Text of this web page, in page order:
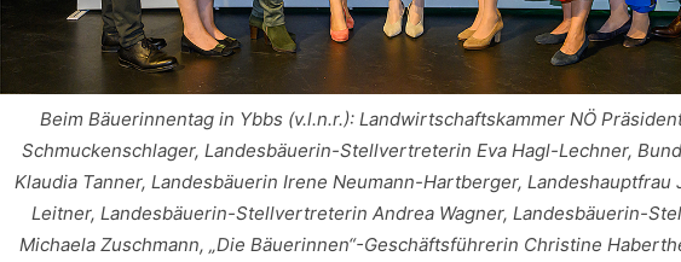
Beim Bäuerinnentag in Ybbs (v.l.n.r.): Landwirtschaftskammer NÖ
Schmuckenschlager, Landesbäuerin-Stellvertreterin Eva Hagl-Lechner,
Klaudia Tanner, Landesbäuerin Irene Neumann-Hartberger, Landeshauptfrau
Leitner, Landesbäuerin-Stellvertreterin Andrea Wagner, Landesbäuerin-
Michaela Zuschmann, „Die Bäuerinnen“-Geschäftsführerin Christine